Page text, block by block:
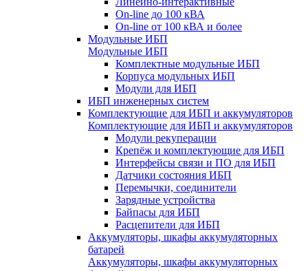
On-line до 100 кВА
On-line от 100 кВА и более
Модульные ИБП
Модульные ИБП
Комплектные модульные ИБП
Корпуса модульных ИБП
Модули для ИБП
ИБП инженерных систем
Комплектующие для ИБП и аккумуляторов
Комплектующие для ИБП и аккумуляторов
Модули рекуперации
Крепёж и комплектующие для ИБП
Интерфейсы связи и ПО для ИБП
Датчики состояния ИБП
Перемычки, соединители
Зарядные устройства
Байпасы для ИБП
Расцепители для ИБП
Аккумуляторы, шкафы аккумуляторных
батарей
Аккумуляторы, шкафы аккумуляторных